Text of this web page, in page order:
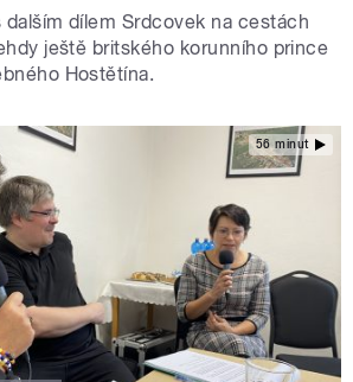
dílem Srdcovek na cestách
ještě britského korunního prince
Hostětína.
56 minut